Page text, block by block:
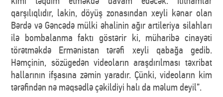
qarşılıqlıdır, lakin, döyüş zonasından xeyli kənar olan
Bərdə və Gəncədə mülki əhalinin ağır artileriya silahları
ilə bombalanma faktı göstərir ki, müharibə cinayəti
törətməkdə Ermənistan tərəfi xeyli qabağa gedib.
Həmçinin, sözügedən videoların araşdırılması təxribat
hallarının ifşasına zəmin yaradır. Çünki, videoların kim
tərəfindən nə məqsədlə çəkildiyi halı da məlum deyil”.